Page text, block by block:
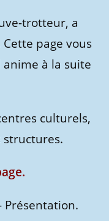
trotteur, a
page vous
anime à la suite
culturels,
structures.
Présentation.